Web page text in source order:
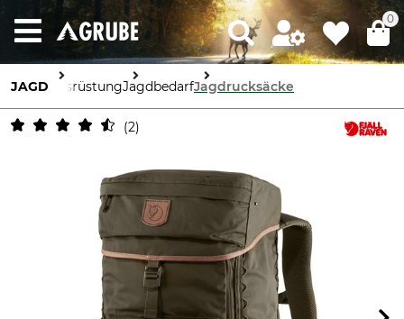
0
JAGD AusrüstungJagdbedarfJagdrucksäcke
2